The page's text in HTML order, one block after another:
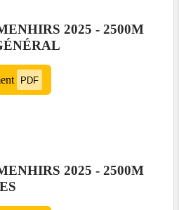
2025 - 2500M
PDF
2025 - 2500M